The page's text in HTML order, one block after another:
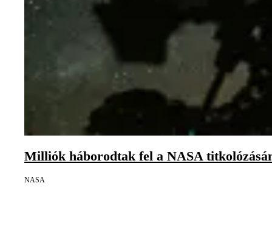
Milliók háborodtak fel a NASA
NASA